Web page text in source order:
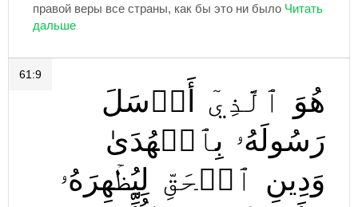
правой веры все страны, как бы это ни было
61:9
هُوَ ٱلَّذِيٓ
أَرۡسَلَ
رَسُولَهُۥ بِٱلۡهُدَىٰ
وَدِينِ ٱلۡحَقِّ لِيُظۡهِرَهُۥ